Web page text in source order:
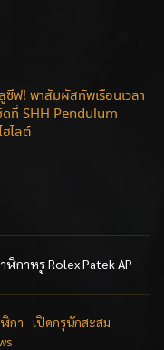
ซีฟ! พาสัมผัสทัพเรือนเวลา
ดที่ SHH Pendulum
ไลต์
กาหรู Rolex Patek AP
กา
เปิดกรุนักสะสม